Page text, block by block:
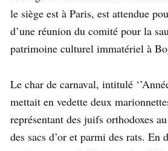
le siège est à Paris, est attendue
d’une réunion du comité pour la
patrimoine culturel immatériel à
Le char de carnaval, intitulé
mettait en vedette deux
représentant des juifs orthodoxes
des sacs d’or et parmi des rats. En